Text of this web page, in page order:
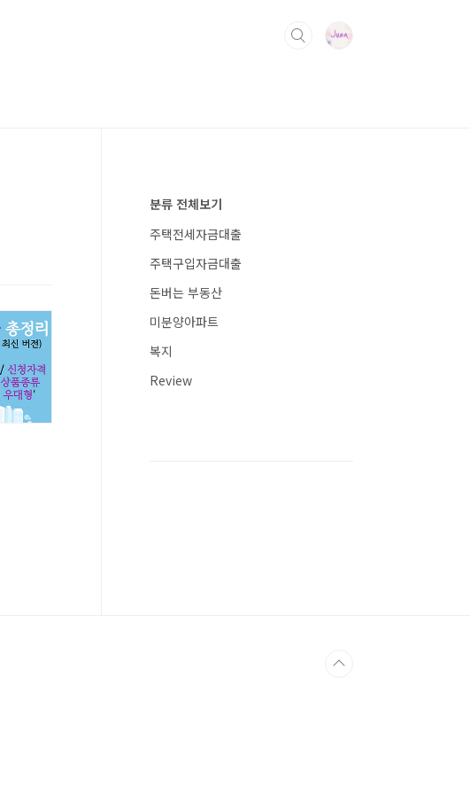
분류 전체보기
주택전세자금대출
주택구입자금대출
돈버는 부동산
미분양아파트
복지
Review